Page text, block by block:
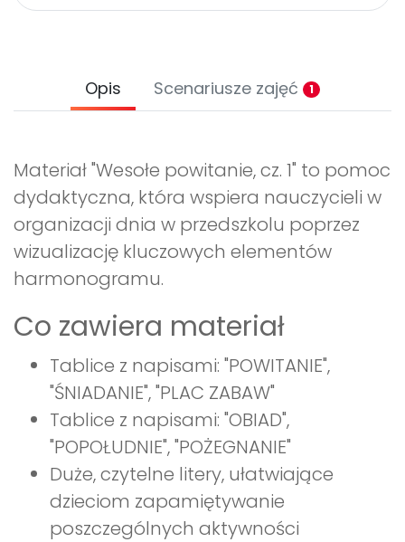
Opis Scenariusze zajęć 1
Materiał "Wesołe powitanie, cz. 1" to pomoc
dydaktyczna, która wspiera nauczycieli w
organizacji dnia w przedszkolu poprzez
wizualizację kluczowych elementów
harmonogramu.
Co zawiera materiał
Tablice z napisami: "POWITANIE",
"ŚNIADANIE", "PLAC ZABAW"
Tablice z napisami: "OBIAD",
"POPOŁUDNIE", "POŻEGNANIE"
Duże, czytelne litery, ułatwiające
dzieciom zapamiętywanie
poszczególnych aktywności